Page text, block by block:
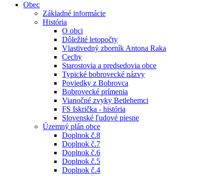
Obec
Základné informácie
História
O obci
Dôležité letopočty
Vlastivedný zborník Antona Raka
Cechy
Starostovia a predsedovia obce
Typické bobrovecké názvy
Poviedky z Bobrovca
Bobrovecké prímenia
Vianočné zvyky Betlehemci
FS Iskrička - história
Slovenské ľudové piesne
Územný plán obce
Doplnok č.8
Doplnok č.7
Doplnok č.6
Doplnok č.5
Doplnok č.4